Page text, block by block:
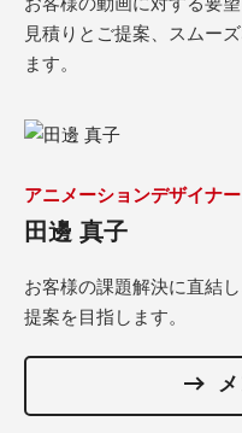
見積りとご提案、スムー
ます。
アニメーションデザイナ
田邊 真子
お客様の課題解決に直結
提案を目指します。